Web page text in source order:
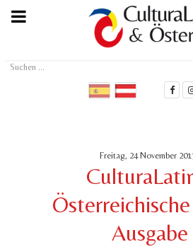
Suchen
Freitag, 24 November
Ausgabe